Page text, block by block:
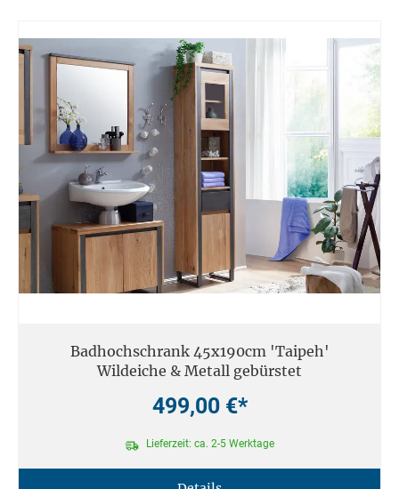
Badhochschrank 45x190cm 'Taipeh'
Wildeiche & Metall gebürstet
499,00 €*
Lieferzeit: ca. 2-5 Werktage